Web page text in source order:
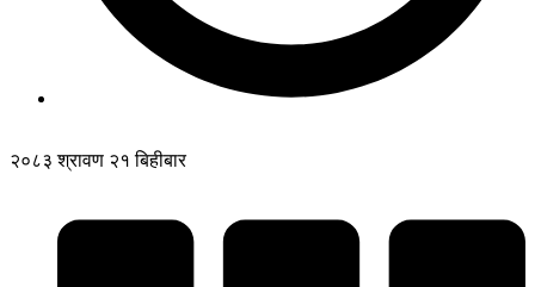
२०८३ श्रावण २१ बिहीबार